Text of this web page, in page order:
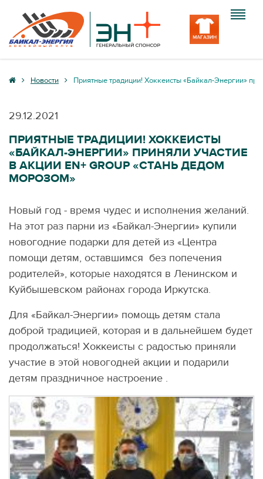
Клуб
Медиа
Вход
Новости Приятные традиции! Хоккеисты «Байкал-Энергии»
29.12.2021
ПРИЯТНЫЕ ТРАДИЦИИ! ХОККЕИСТЫ
«БАЙКАЛ-ЭНЕРГИИ» ПРИНЯЛИ УЧАСТИЕ
В АКЦИИ EN+ GROUP «СТАНЬ ДЕДОМ
МОРОЗОМ»
Новый год - время чудес и исполнения желаний.
На этот раз парни из «Байкал-Энергии» купили
новогодние подарки для детей из «Центра
помощи детям, оставшимся без попечения
родителей», которые находятся в Ленинском и
Куйбышевском районах города Иркутска.
Для «Байкал-Энергии» помощь детям стала
доброй традицией, которая и в дальнейшем будет
продолжаться! Хоккеисты с радостью приняли
участие в этой новогодней акции и подарили
детям праздничное настроение .